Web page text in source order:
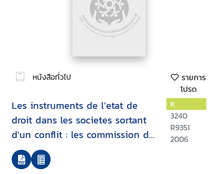
หนังสือทั่วไป
รายการ
โปรด
Les instruments de l'etat de
droit dans les societes sortant
d'un conflit : les commission de
verite
K
3240
R9351
2006